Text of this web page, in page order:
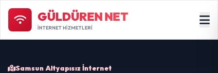
GÜLDÜREN NET
İNTERNET HİZMETLERİ
Samsun Altyapısız İnternet